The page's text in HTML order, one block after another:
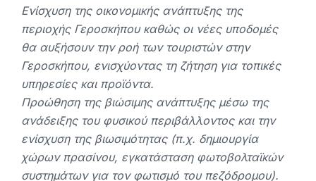
Ενίσχυση της οικονομικής ανάπτυξης της
περιοχής Γεροσκήπου καθώς οι νέες υποδομές
θα αυξήσουν την ροή των τουριστών στην
Γεροσκήπου, ενισχύοντας τη ζήτηση για τοπικές
υπηρεσίες και προϊόντα.
Προώθηση της βιώσιμης ανάπτυξης μέσω της
ανάδειξης του φυσικού περιβάλλοντος και την
ενίσχυση της βιωσιμότητας (π.χ. δημιουργία
χώρων πρασίνου, εγκατάσταση φωτοβολταϊκών
συστημάτων για τον φωτισμό του πεζόδρομου).